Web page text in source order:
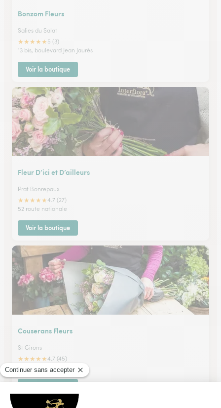
Bonzom Fleurs
Salies du Salat
★★★★★ 5 (3)
13 bis, boulevard Jean Jaurès
Voir la boutique
Fleur D’ici et D’ailleurs
Prat Bonrepaux
★★★★★4.7 (27)
52 route nationale
Voir la boutique
Couserans Fleurs
St Girons
★★★★★4.7 (45)
17, rue Villefranche